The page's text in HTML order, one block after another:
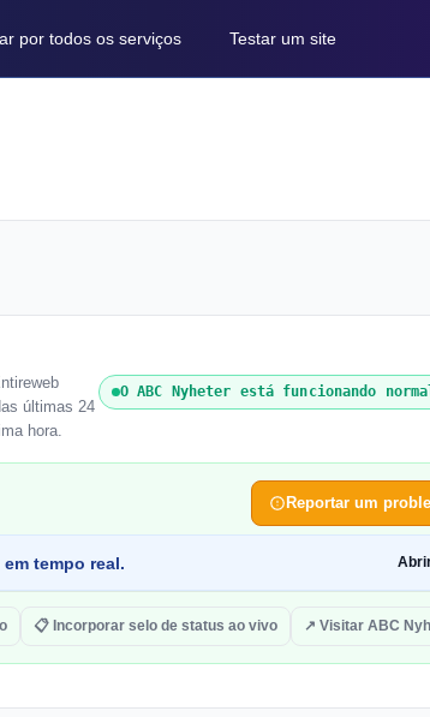
por todos os serviços Testar um site
últimas 24
hora.
O ABC Nyheter está funcionando
Reportar um
tempo real.
📋 Incorporar selo de status ao vivo ↗ Visitar ABC